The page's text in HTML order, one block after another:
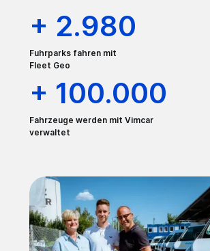
+ 2.980
Fuhrparks fahren mit
Fleet Geo
+ 100.000
Fahrzeuge werden mit Vimcar
verwaltet